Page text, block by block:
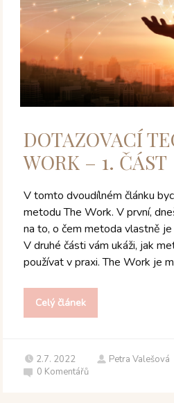
DOTAZOVACÍ
WORK – 1. ČÁST
V tomto dvoudílném článku
metodu The Work. V první,
na to, o čem metoda vlastně
V druhé části vám ukáži, jak
používat v praxi. The Work je
Celý článek
2.7. 2022 Petra Valešová
0 Komentářů